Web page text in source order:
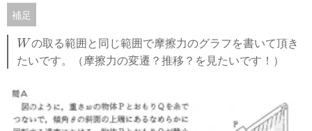
補足
W
Wの取る範囲と同じ範囲で摩擦力のグラフを書いて頂き
たいです。（摩擦力の変遷？推移？を見たいです！）